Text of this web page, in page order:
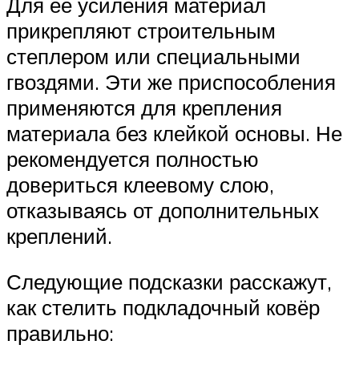
прикрепляют строительным
степлером или специальными
гвоздями. Эти же приспособления
применяются для крепления
материала без клейкой основы. Не
рекомендуется полностью
довериться клеевому слою,
отказываясь от дополнительных
креплений.
Следующие подсказки расскажут,
как стелить подкладочный ковёр
правильно: